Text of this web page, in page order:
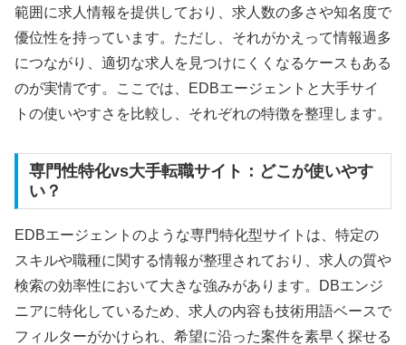
範囲に求人情報を提供しており、求人数の多さや知名度で
優位性を持っています。ただし、それがかえって情報過多
につながり、適切な求人を見つけにくくなるケースもある
のが実情です。ここでは、EDBエージェントと大手サイ
トの使いやすさを比較し、それぞれの特徴を整理します。
専門性特化vs大手転職サイト：どこが使いやす
い？
EDBエージェントのような専門特化型サイトは、特定の
スキルや職種に関する情報が整理されており、求人の質や
検索の効率性において大きな強みがあります。DBエンジ
ニアに特化しているため、求人の内容も技術用語ベースで
フィルターがかけられ、希望に沿った案件を素早く探せる